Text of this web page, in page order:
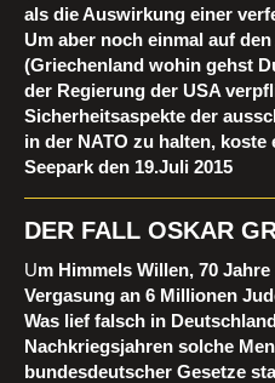
als die Auswirkung einer
Um aber noch einmal auf
(Griechenland wohin gehst
der Regierung der USA
Sicherheitsaspekte der
in der NATO zu halten, koste
Seepark den 19.Juli 2015
DER FALL OSKAR
Um Himmels Willen, 70
Vergasung an 6 Millionen
Was lief falsch in
Nachkriegsjahren solche
bundesdeutscher Gesetze